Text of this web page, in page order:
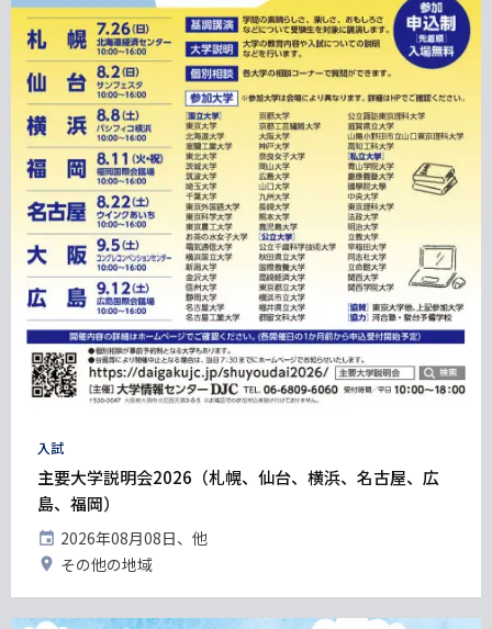
タ
グ
入試
主要大学説明会2026（札幌、仙台、横浜、名古屋、広
島、福岡）
開
催
日
2026年08月08日、他
開
地
その他の地域